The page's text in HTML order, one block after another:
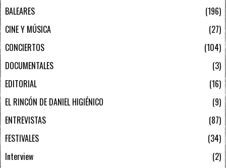
BALEARES
196
CINE Y MÚSICA
27
CONCIERTOS
104
DOCUMENTALES
3
EDITORIAL
16
EL RINCÓN DE DANIEL HIGIÉNICO
9
ENTREVISTAS
87
FESTIVALES
34
Interview
2